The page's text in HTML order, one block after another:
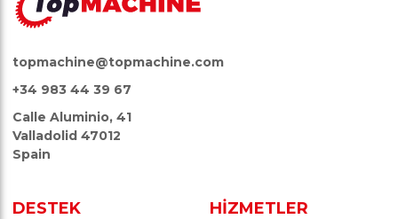
topmachine@topmachine.com
+34 983 44 39 67
Calle Aluminio, 41
Valladolid 47012
Spain
DESTEK HİZMETLER